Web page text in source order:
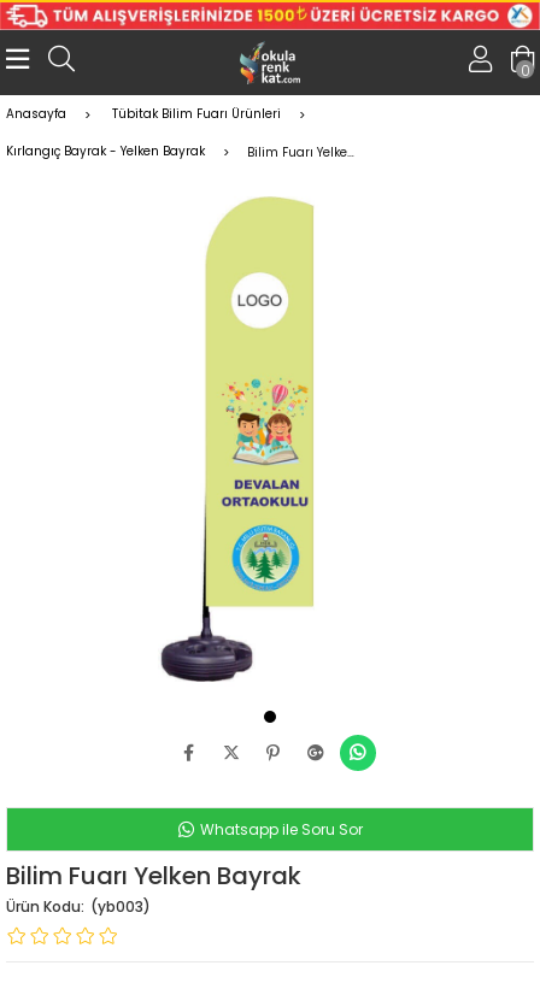
0
Anasayfa Tübitak Bilim Fuarı Ürünleri
Kırlangıç Bayrak - Yelken Bayrak Bilim Fuarı Yelken Bayrak
Whatsapp ile Soru Sor
Bilim Fuarı Yelken Bayrak
(yb003)